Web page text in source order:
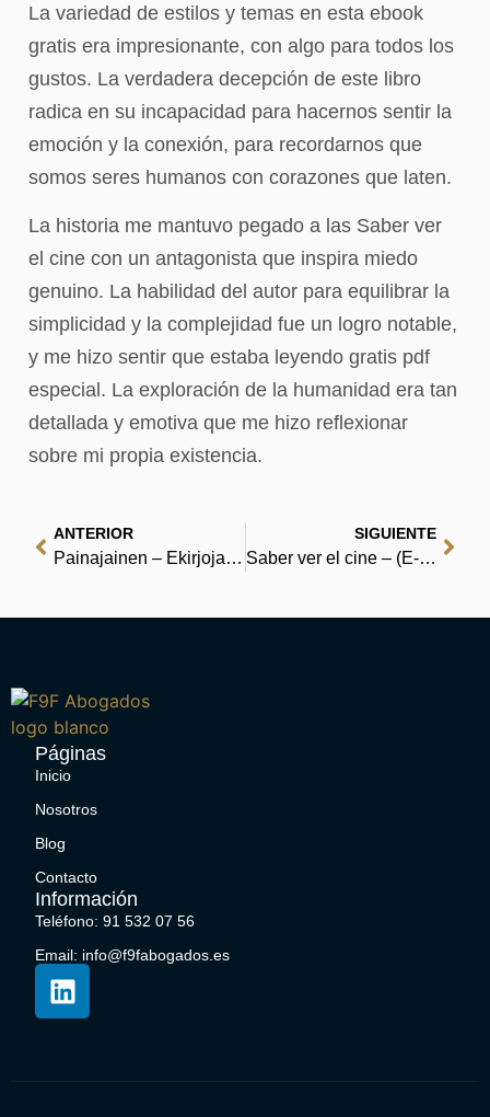
La variedad de estilos y temas en esta ebook
gratis era impresionante, con algo para todos los
gustos. La verdadera decepción de este libro
radica en su incapacidad para hacernos sentir la
emoción y la conexión, para recordarnos que
somos seres humanos con corazones que laten.
La historia me mantuvo pegado a las Saber ver
el cine con un antagonista que inspira miedo
genuino. La habilidad del autor para equilibrar la
simplicidad y la complejidad fue un logro notable,
y me hizo sentir que estaba leyendo gratis pdf
especial. La exploración de la humanidad era tan
detallada y emotiva que me hizo reflexionar
sobre mi propia existencia.
ANTERIOR
Painajainen – Ekirjoja (PDF)
SIGUIENTE
Saber ver el cine – (E-Book, EPUB)
Páginas
Inicio
Nosotros
Blog
Contacto
Información
Teléfono: 91 532 07 56
Email: info@f9fabogados.es